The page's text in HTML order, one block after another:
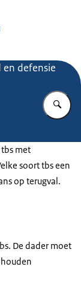
en defensie
met
soort tbs een
op terugval.
De dader moet